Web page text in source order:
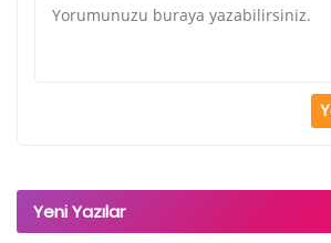
Yeni Yazılar